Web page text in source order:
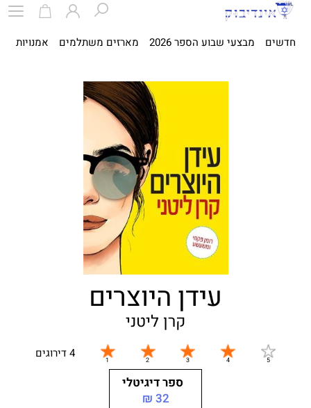
חדשים מבצעי שבוע הספר 2026 מארזים משתלמים אמנויות
עידן היוצרים
קרן ליטני
4 דירוגים
ספר דיגיטלי
32 ₪